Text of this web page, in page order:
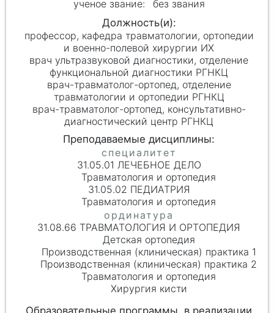
без звания
профессор, кафедра травматологии, ортопедии
и военно-полевой хирургии ИХ
врач ультразвуковой диагностики, отделение
функциональной диагностики РГНКЦ
врач-травматолог-ортопед, отделение
травматологии и ортопедии РГНКЦ
врач-травматолог-ортопед, консультативно-
диагностический центр РГНКЦ
31.05.01 ЛЕЧЕБНОЕ ДЕЛО
Травматология и ортопедия
31.05.02 ПЕДИАТРИЯ
Травматология и ортопедия
31.08.66 ТРАВМАТОЛОГИЯ И ОРТОПЕДИЯ
Детская ортопедия
Производственная (клиническая) практика 1
Производственная (клиническая) практика 2
Травматология и ортопедия
Хирургия кисти